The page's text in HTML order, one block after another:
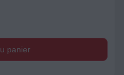
panier